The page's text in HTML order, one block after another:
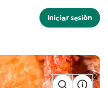
Iniciar sesión